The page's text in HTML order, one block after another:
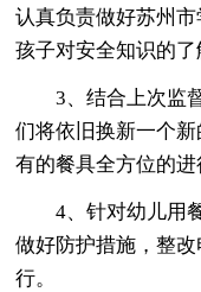
认真负责做好苏州
孩子对安全知识的了
3、结合上次监
们将依旧换新一个
有的餐具全方位的进
4、针对幼儿用
做好防护措施，整
行。